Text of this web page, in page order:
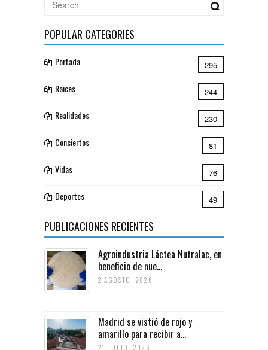
POPULAR CATEGORIES
Portada 295
Raices 244
Realidades 230
Conciertos 81
Vidas 76
Deportes 49
PUBLICACIONES RECIENTES
Agroindustria Láctea Nutralac, en
beneficio de nue...
2 AGOSTO, 2026
Madrid se vistió de rojo y
amarillo para recibir a...
21 JULIO, 2026